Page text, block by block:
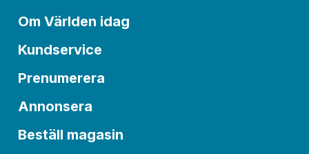
Om Världen idag
Kundservice
Prenumerera
Annonsera
Beställ magasin